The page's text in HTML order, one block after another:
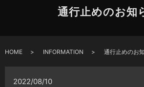
通行止めのお知
HOME INFORMATION 通行止めのお
2022/08/10